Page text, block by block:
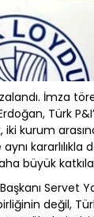
İmza
Türk
kurum
büyük
Servet
değil,